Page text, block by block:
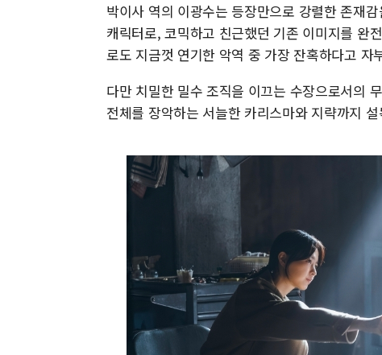
박이사 역의 이광수는 등장만으로 강렬한 존재
캐릭터로, 코믹하고 친근했던 기존 이미지를 완
로도 지금껏 연기한 악역 중 가장 잔혹하다고
다만 치밀한 밀수 조직을 이끄는 수장으로서의
전체를 장악하는 서늘한 카리스마와 지략까지